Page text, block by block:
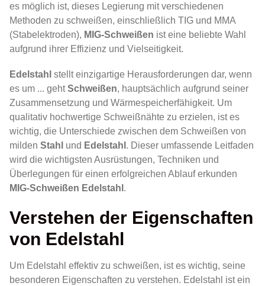
es möglich ist, dieses Legierung mit verschiedenen
Methoden zu schweißen, einschließlich TIG und MMA
(Stabelektroden), MIG-Schweißen ist eine beliebte Wahl
aufgrund ihrer Effizienz und Vielseitigkeit.
Edelstahl stellt einzigartige Herausforderungen dar, wenn
es um ... gehtSchweißen, hauptsächlich aufgrund seiner
Zusammensetzung und Wärmespeicherfähigkeit. Um
qualitativ hochwertige Schweißnähte zu erzielen, ist es
wichtig, die Unterschiede zwischen dem Schweißen von
milden Stahl und Edelstahl . Dieser umfassende Leitfaden
wird die wichtigsten Ausrüstungen, Techniken und
Überlegungen für einen erfolgreichen Ablauf erkunden
MIG-Schweißen Edelstahl .
Verstehen der Eigenschaften
von Edelstahl
Um Edelstahl effektiv zu schweißen, ist es wichtig, seine
besonderen Eigenschaften zu verstehen. Edelstahl ist ein